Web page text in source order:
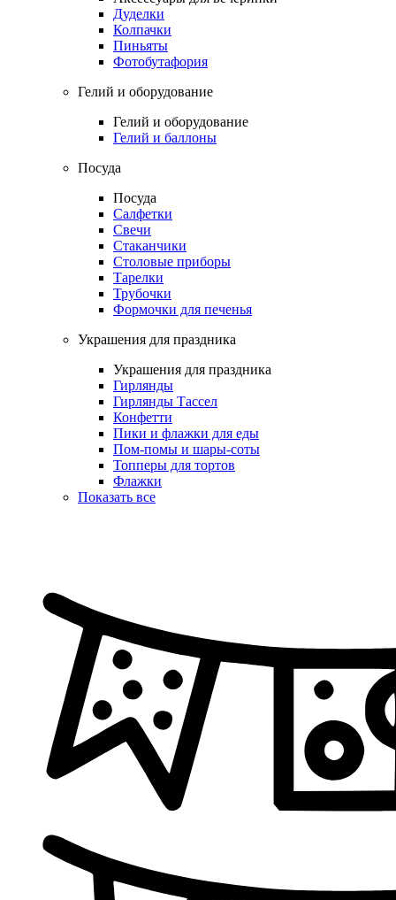
Дуделки
Колпачки
Пиньяты
Фотобутафория
Гелий и оборудование
Гелий и оборудование
Гелий и баллоны
Посуда
Посуда
Салфетки
Свечи
Стаканчики
Столовые приборы
Тарелки
Трубочки
Формочки для печенья
Украшения для праздника
Украшения для праздника
Гирлянды
Гирлянды Тассел
Конфетти
Пики и флажки для еды
Пом-помы и шары-соты
Топперы для тортов
Флажки
Показать все